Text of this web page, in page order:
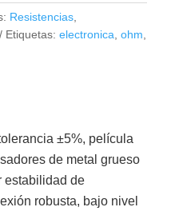
Resistencias,
Etiquetas: electronica ohm
±5%, película
de metal grueso
estabilidad de
robusta, bajo nivel